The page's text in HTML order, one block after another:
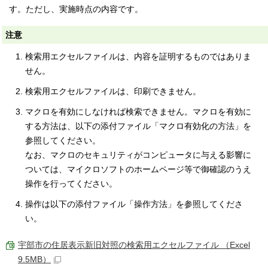
す。ただし、実施時点の内容です。
注意
検索用エクセルファイルは、内容を証明するものではありま
せん。
検索用エクセルファイルは、印刷できません。
マクロを有効にしなければ検索できません。マクロを有効に
する方法は、以下の添付ファイル「マクロ有効化の方法」を
参照してください。
なお、マクロのセキュリティがコンピュータに与える影響に
ついては、マイクロソフトのホームページ等で御確認のうえ
操作を行ってください。
操作は以下の添付ファイル「操作方法」を参照してくださ
い。
宇部市の住居表示新旧対照の検索用エクセルファイル （Excel
9.5MB）